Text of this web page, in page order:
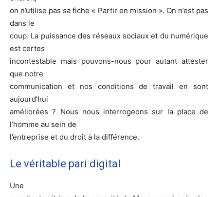
on n’utilise pas sa fiche « Partir en mission ». On n’est pas
dans le
coup. La puissance des réseaux sociaux et du numérique
est certes
incontestable mais pouvons-nous pour autant attester
que notre
communication et nos conditions de travail en sont
aujourd’hui
améliorées ? Nous nous interrogeons sur la place de
l’homme au sein de
l’entreprise et du droit à la différence.
Le véritable pari digital
Une